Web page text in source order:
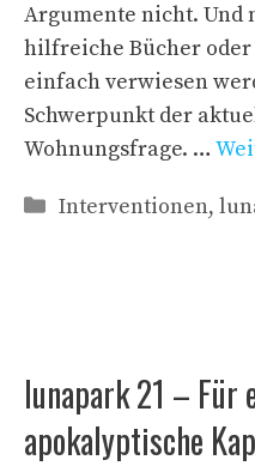
Argumente nicht. Und
hilfreiche Bücher oder
einfach verwiesen
Schwerpunkt der
Wohnungsfrage. …
Kategorien
Interventionen,
lunapark 21 – Für
apokalyptische